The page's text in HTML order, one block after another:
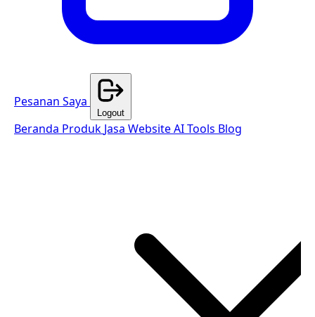
Pesanan Saya
Logout
Beranda Produk Jasa WebsiteAI Tools Blog